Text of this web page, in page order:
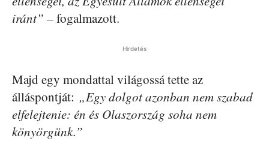
iránt” – fogalmazott.
Hirdetés
Majd egy mondattal világossá tette az
álláspontját: „Egy dolgot azonban nem szabad
elfelejtenie: én és Olaszország soha nem
könyörgünk.”